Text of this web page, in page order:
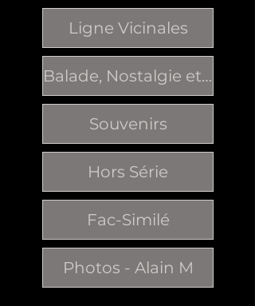
Ligne Vicinales
Balade, Nostalgie et Passion
Souvenirs
Hors Série
Fac-Similé
Photos - Alain M